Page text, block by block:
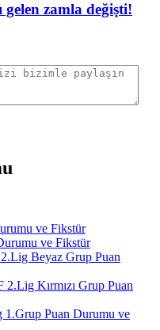
zamla değişti!
ve Fikstür
ve Fikstür
Beyaz Grup Puan
2.Lig Kırmızı Grup Puan
1.Grup Puan Durumu ve